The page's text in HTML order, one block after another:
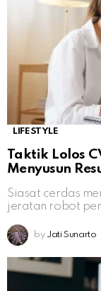
LIFESTYLE
Taktik Lolos
Menyusun
Siasat cerdas
jeratan robot
by Jati Sunarto